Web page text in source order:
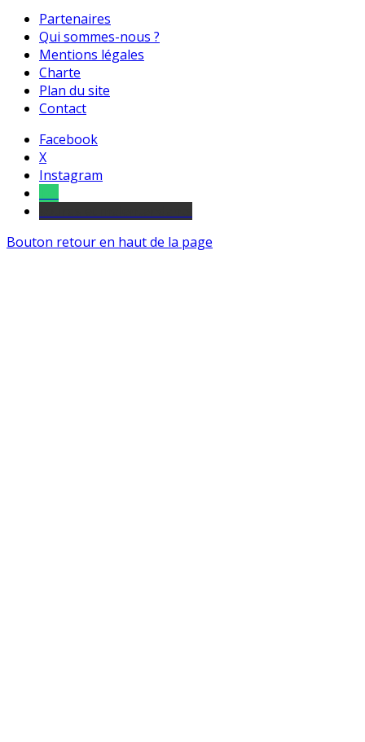
Partenaires
Qui sommes-nous ?
Mentions légales
Charte
Plan du site
Contact
Facebook
X
Instagram
Bouton retour en haut de la page